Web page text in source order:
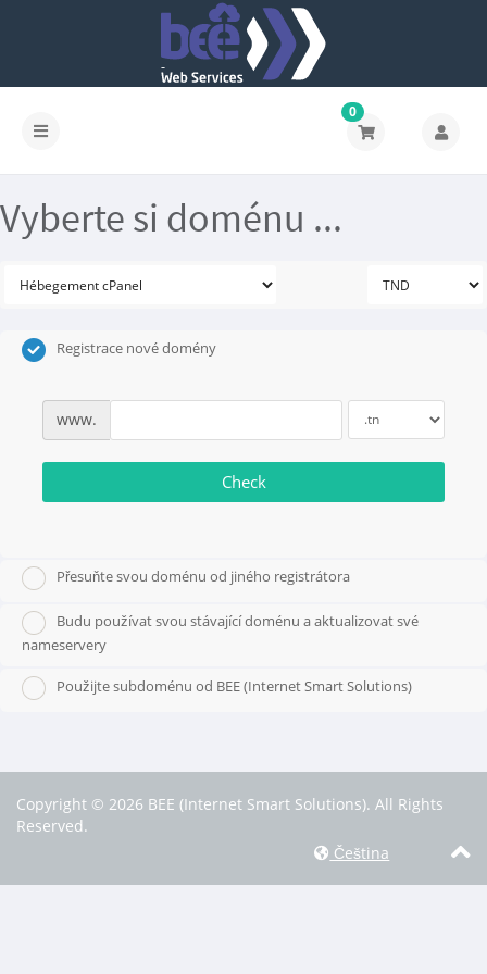
0
Vyberte si doménu ...
Registrace nové domény
www.
Check
Přesuňte svou doménu od jiného registrátora
Budu používat svou stávající doménu a aktualizovat své
nameservery
Použijte subdoménu od BEE (Internet Smart Solutions)
Copyright © 2026 BEE (Internet Smart Solutions). All Rights
Reserved.
Čeština